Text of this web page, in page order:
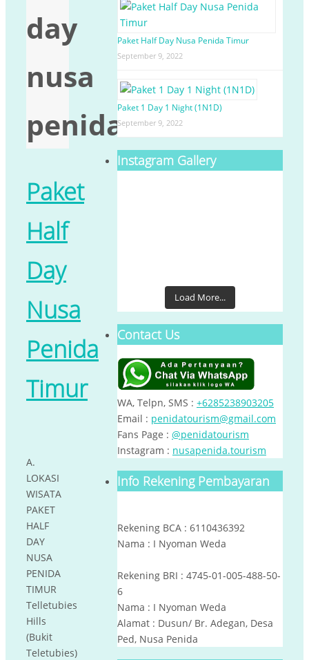
day
nusa
penida
Paket
Half
Day
Nusa
Penida
Timur
A.
LOKASI
WISATA
PAKET
HALF
DAY
NUSA
PENIDA
TIMUR
Telletubies
Hills
(Bukit
Teletubies)
Paket Half Day Nusa Penida Timur
September 9, 2022
Paket 1 Day 1 Night (1N1D)
September 9, 2022
Instagram Gallery
Load More...
Contact Us
WA, Telpn, SMS : +6285238903205
Email : penidatourism@gmail.com
Fans Page : @penidatourism
Instagram : nusapenida.tourism
Info Rekening Pembayaran
Rekening BCA : 6110436392
Nama : I Nyoman Weda
Rekening BRI : 4745-01-005-488-50-
6
Nama : I Nyoman Weda
Alamat : Dusun/ Br. Adegan, Desa
Ped, Nusa Penida